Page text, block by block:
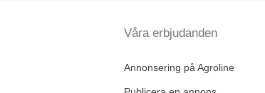
Våra erbjudanden
Annonsering på Agroline